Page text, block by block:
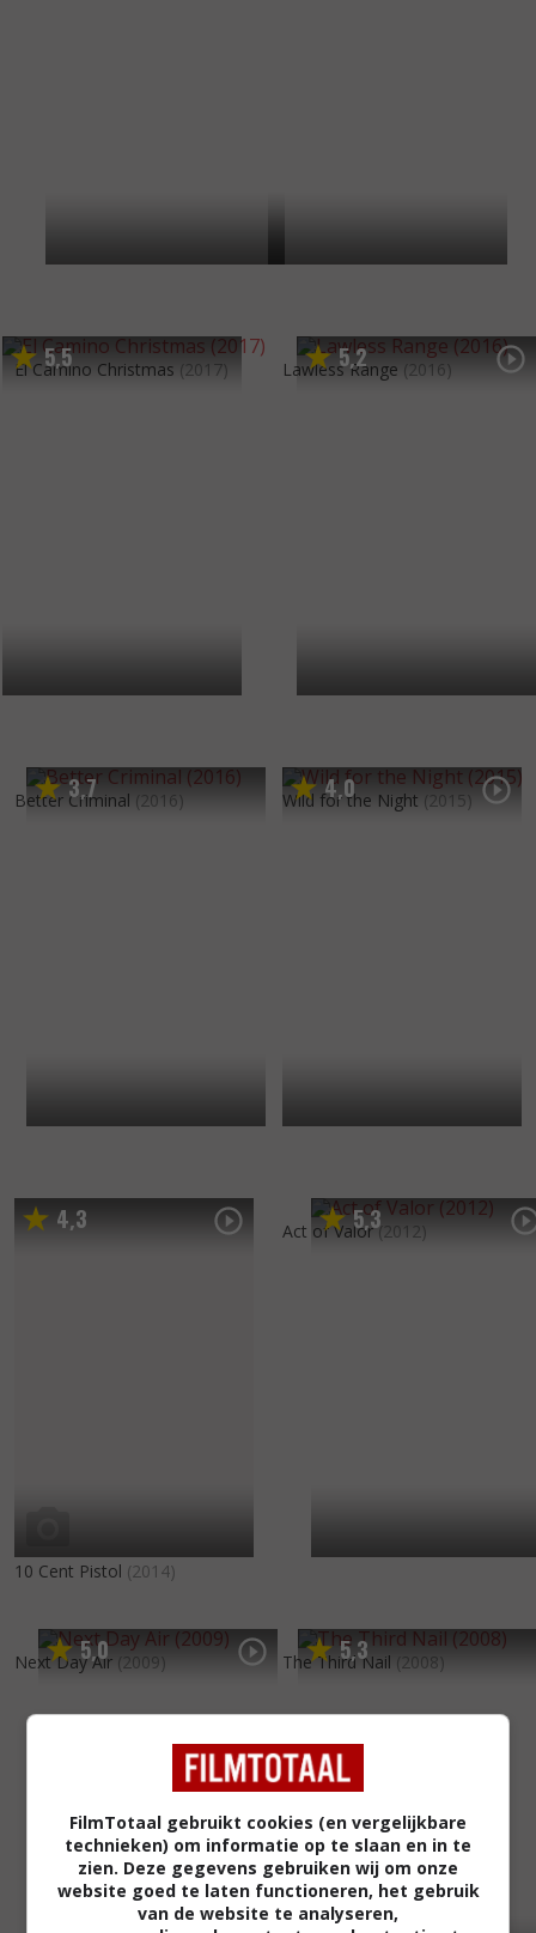
5,5
El Camino Christmas (2017) 5,2
Lawless Range (2016)
3,7
Better Criminal (2016) 4,0
Wild for the Night (2015)
4,3
10 Cent Pistol (2014)
5,3
Act of Valor (2012)
5,0
Next Day Air (2009) 5,3
The Third Nail (2008)
FilmTotaal gebruikt cookies (en vergelijkbare
technieken) om informatie op te slaan en in te
zien. Deze gegevens gebruiken wij om onze
website goed te laten functioneren, het gebruik
van de website te analyseren,